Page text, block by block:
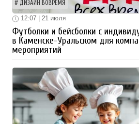
ДИЗАЙН ВОВРЕМЯ
12:07 | 21 июля
Футболки и бейсболки с
в Каменске-Уральском для
мероприятий